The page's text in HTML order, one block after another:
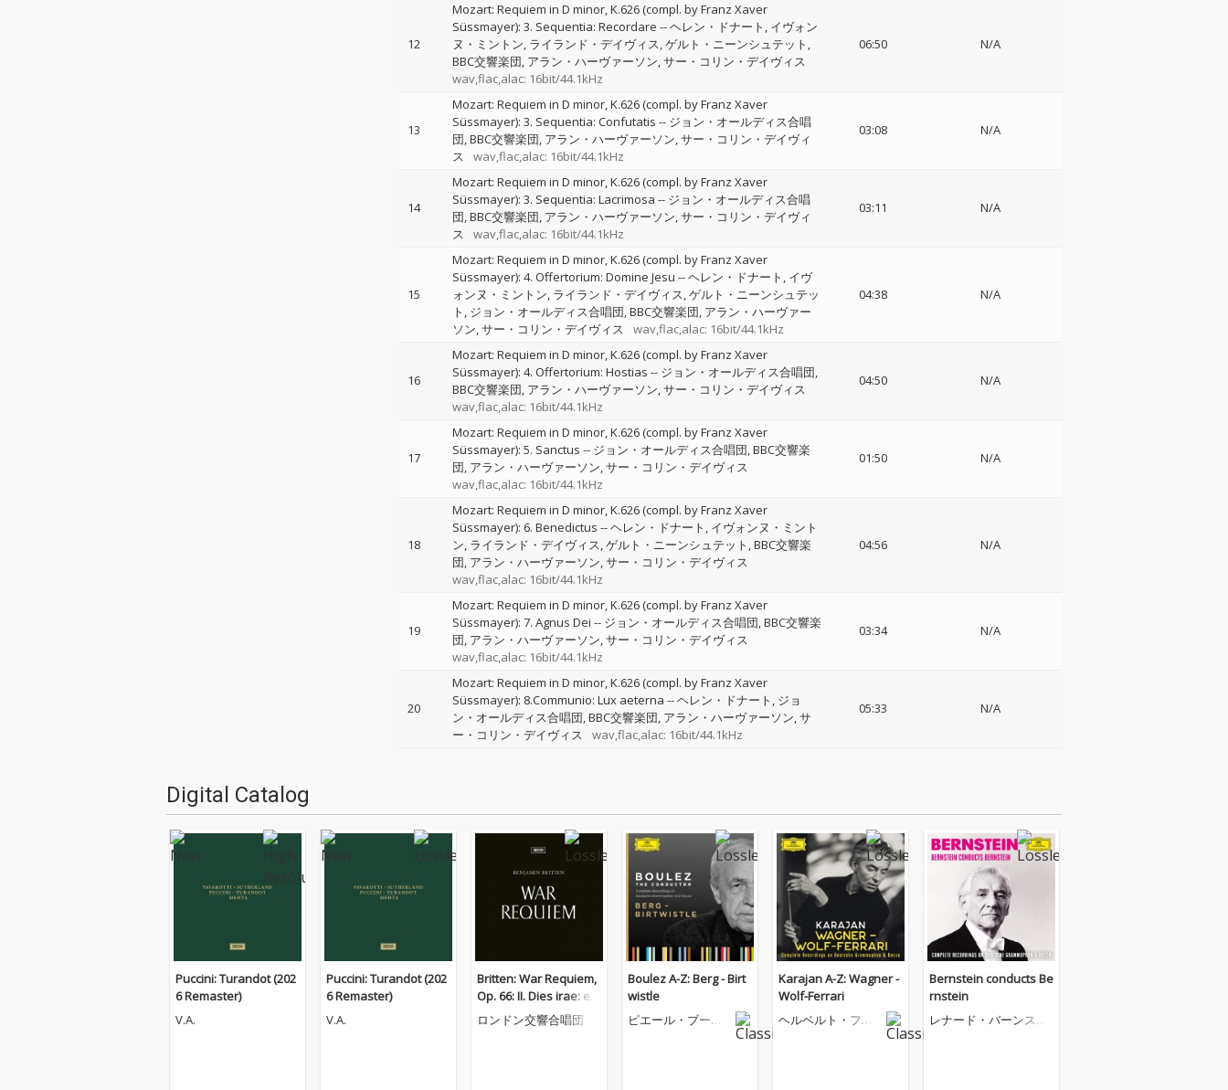
12
Mozart: Requiem in D minor, K.626 (compl. by Franz Xaver
Süssmayer): 3. Sequentia: Recordare --ヘレン・ドナート イヴォン
ヌ・ミントン ライランド・デイヴィス ゲルト・ニーンシュテット
BBC交響楽団 アラン・ハーヴァーソン サー・コリン・デイヴィス
wav,flac,alac: 16bit/44.1kHz
06:50 N/A
13
Mozart: Requiem in D minor, K.626 (compl. by Franz Xaver
Süssmayer): 3. Sequentia: Confutatis -- ジョン・オールディス合唱
団 BBC交響楽団 アラン・ハーヴァーソン サー・コリン・デイヴィ
ス
wav,flac,alac: 16bit/44.1kHz
03:08 N/A
14
Mozart: Requiem in D minor, K.626 (compl. by Franz Xaver
Süssmayer): 3. Sequentia: Lacrimosa -- ジョン・オールディス合唱
団 BBC交響楽団 アラン・ハーヴァーソン サー・コリン・デイヴィ
ス
wav,flac,alac: 16bit/44.1kHz
03:11 N/A
15
Mozart: Requiem in D minor, K.626 (compl. by Franz Xaver
Süssmayer): 4. Offertorium: Domine Jesu --ヘレン・ドナート イヴ
ォンヌ・ミントン ライランド・デイヴィス ゲルト・ニーンシュテッ
ト ジョン・オールディス合唱団 BBC交響楽団 アラン・ハーヴァー
ソン サー・コリン・デイヴィス wav,flac,alac: 16bit/44.1kHz
04:38 N/A
16
Mozart: Requiem in D minor, K.626 (compl. by Franz Xaver
Süssmayer): 4. Offertorium: Hostias -- ジョン・オールディス合唱団
BBC交響楽団 アラン・ハーヴァーソン サー・コリン・デイヴィス
wav,flac,alac: 16bit/44.1kHz
04:50 N/A
17
Mozart: Requiem in D minor, K.626 (compl. by Franz Xaver
Süssmayer): 5. Sanctus -- ジョン・オールディス合唱団 BBC交響楽
団 アラン・ハーヴァーソン サー・コリン・デイヴィス
wav,flac,alac: 16bit/44.1kHz
01:50 N/A
18
Mozart: Requiem in D minor, K.626 (compl. by Franz Xaver
Süssmayer): 6. Benedictus --ヘレン・ドナート イヴォンヌ・ミント
ン ライランド・デイヴィス ゲルト・ニーンシュテット BBC交響楽
団 アラン・ハーヴァーソン サー・コリン・デイヴィス
wav,flac,alac: 16bit/44.1kHz
04:56 N/A
19
Mozart: Requiem in D minor, K.626 (compl. by Franz Xaver
Süssmayer): 7. Agnus Dei -- ジョン・オールディス合唱団 BBC交響楽
団 アラン・ハーヴァーソン サー・コリン・デイヴィス
wav,flac,alac: 16bit/44.1kHz
03:34 N/A
20
Mozart: Requiem in D minor, K.626 (compl. by Franz Xaver
Süssmayer): 8.Communio: Lux aeterna --ヘレン・ドナート ジョ
ン・オールディス合唱団 BBC交響楽団 アラン・ハーヴァーソン サ
ー・コリン・デイヴィス
wav,flac,alac: 16bit/44.1kHz
05:33 N/A
Digital Catalog
Puccini: Turandot (202
6 Remaster)
V.A.
Puccini: Turandot (202
6 Remaster)
V.A.
Britten: War Requiem,
Op. 66: II. Dies irae: e.
Recordare Jesu pie
ロンドン交響合唱団
Boulez A-Z: Berg - Birt
wistle
ピエール・ブーレ
Karajan A-Z: Wagner -
Wolf-Ferrari
ヘルベルト・フォ
Bernstein conducts Be
rnstein
レナード・バーンスタ